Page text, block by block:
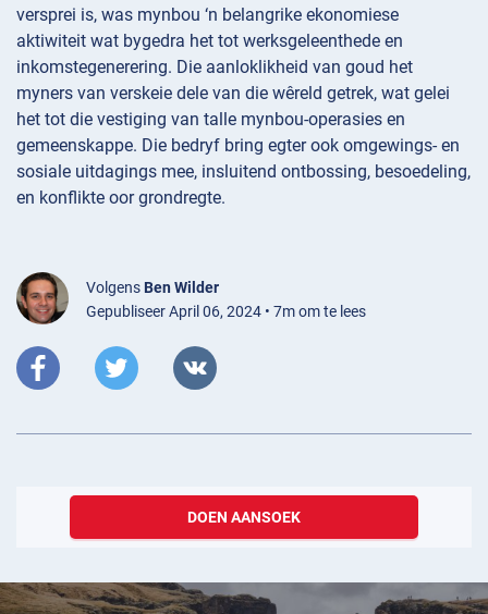
versprei is, was mynbou ‘n belangrike ekonomiese
aktiwiteit wat bygedra het tot werksgeleenthede en
inkomstegenerering. Die aanloklikheid van goud het
myners van verskeie dele van die wêreld getrek, wat gelei
het tot die vestiging van talle mynbou-operasies en
gemeenskappe. Die bedryf bring egter ook omgewings- en
sosiale uitdagings mee, insluitend ontbossing, besoedeling,
en konflikte oor grondregte.
Volgens Ben Wilder
Gepubliseer April 06, 2024 • 7m om te lees
DOEN AANSOEK